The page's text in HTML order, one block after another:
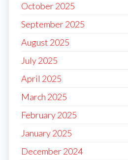
October 2025
September 2025
August 2025
July 2025
April 2025
March 2025
February 2025
January 2025
December 2024